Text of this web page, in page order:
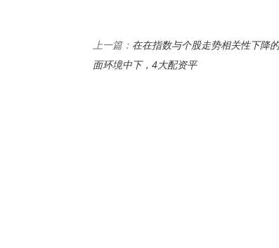
上一篇： 在在指数与个股走势相关性下降
面环境中下，4大配资平